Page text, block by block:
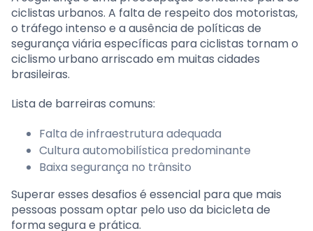
ciclistas urbanos. A falta de respeito dos motoristas,
o tráfego intenso e a ausência de políticas de
segurança viária específicas para ciclistas tornam o
ciclismo urbano arriscado em muitas cidades
brasileiras.
Lista de barreiras comuns:
Falta de infraestrutura adequada
Cultura automobilística predominante
Baixa segurança no trânsito
Superar esses desafios é essencial para que mais
pessoas possam optar pelo uso da bicicleta de
forma segura e prática.